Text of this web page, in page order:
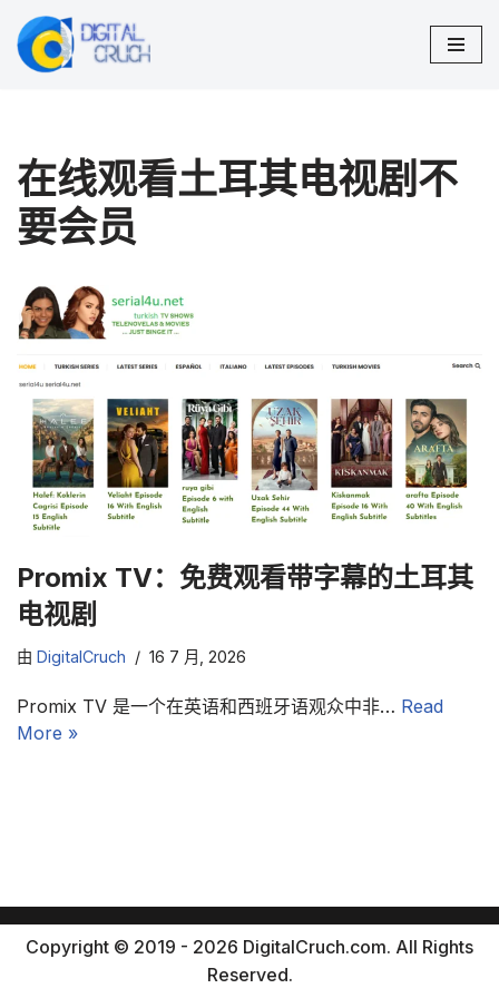
跳
在线观看土耳其电视剧不
要会员
Promix TV：免费观看带字幕的土耳其
电视剧
由 DigitalCruch 16 7 月, 2026
Promix TV 是一个在英语和西班牙语观众中非… Read
More »
Copyright © 2019 - 2026 DigitalCruch.com. All Rights
Reserved.